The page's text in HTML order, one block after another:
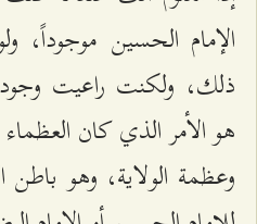
الإمام الحسين موجوداً،
ذلك، ولكنت راعيت
هو الأمر الذي كان العظماء
وعظمة الولاية، وهو باطن